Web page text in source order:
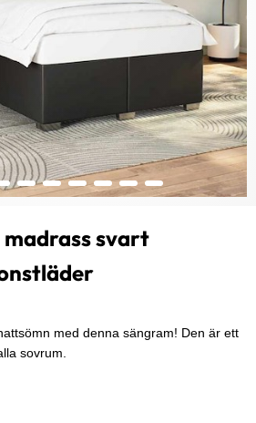
svart
med denna sängram! Den är ett
sovrum.